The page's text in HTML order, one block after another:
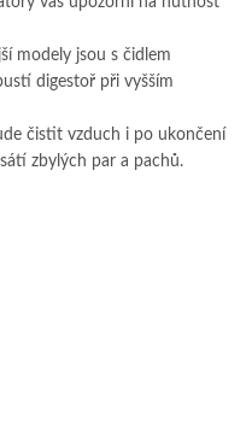
modely jsou s čidlem
digestoř při vyšším
čistit vzduch i po ukončení
zbylých par a pachů.